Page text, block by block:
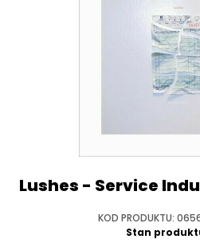
Lushes - Service
KOD PRODUKTU:
Stan